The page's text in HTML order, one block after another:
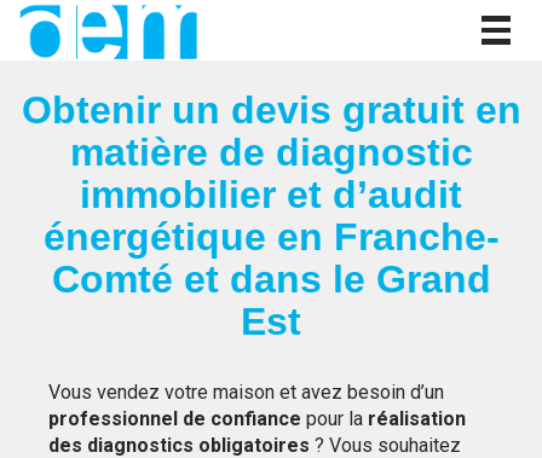
Obtenir un devis gratuit en
matière de diagnostic
immobilier et d’audit
énergétique en Franche-
Comté et dans le Grand
Est
Vous vendez votre maison et avez besoin d’un
professionnel de confiance pour la réalisation
des diagnostics obligatoires ? Vous souhaitez